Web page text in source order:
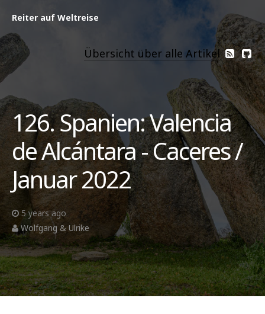
Reiter auf Weltreise
Übersicht über alle Artikel
126. Spanien: Valencia
de Alcántara - Caceres /
Januar 2022
5 years ago
Wolfgang & Ulrike